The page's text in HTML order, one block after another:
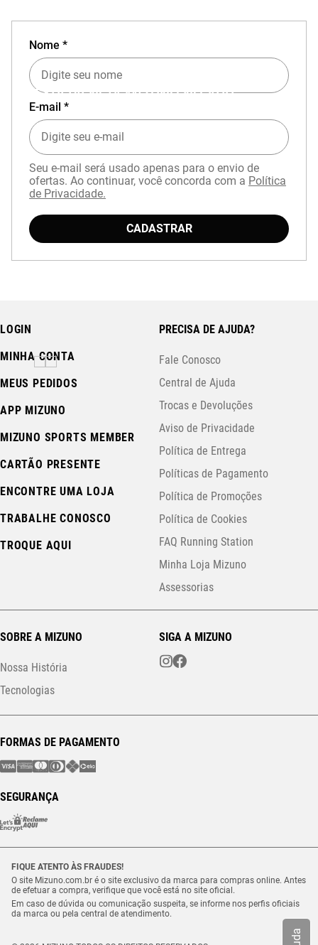
EXPERIÊNCIA MIZUNO NO APP
Baixe o aplicativo Mizuno e garanta
com cupom
Nome *
E-mail *
Seu e-mail será usado apenas para o envio de
ofertas. Ao continuar, você concorda com a Política
de Privacidade.
CADASTRAR
LOGIN
MINHA CONTA
MEUS PEDIDOS
APP MIZUNO
MIZUNO SPORTS MEMBER
CARTÃO PRESENTE
ENCONTRE UMA LOJA
TRABALHE CONOSCO
TROQUE AQUI
PRECISA DE AJUDA?
Fale Conosco
Central de Ajuda
Trocas e Devoluções
Aviso de Privacidade
Política de Entrega
Políticas de Pagamento
Política de Promoções
Política de Cookies
FAQ Running Station
Minha Loja Mizuno
Assessorias
SOBRE A MIZUNO
Nossa História
Tecnologias
SIGA A MIZUNO
FORMAS DE PAGAMENTO
SEGURANÇA
FIQUE ATENTO ÀS FRAUDES!
O site Mizuno.com.br é o site exclusivo da marca para compras online. Antes
de efetuar a compra, verifique que você está no site oficial.
Em caso de dúvida ou comunicação suspeita, se informe nos perfis oficiais
da marca ou pela central de atendimento.